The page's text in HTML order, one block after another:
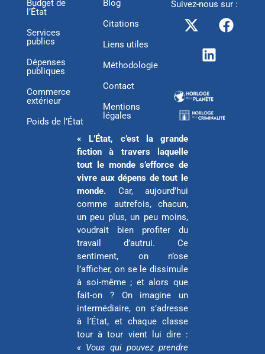
Budget de
l’État
Services
publics
Dépenses
publiques
Commerce
extérieur
Poids de l’État
Blog
Citations
Liens utiles
Méthodologie
Contact
Mentions
légales
Suivez-nous sur :
X
-
t
t
e
F
a
n
k
d
i
n
« L’État, c’est la grande
fiction à travers laquelle
tout le monde s’efforce de
vivre aux dépens de tout le
monde. Car, aujourd’hui
comme autrefois, chacun,
un peu plus, un peu moins,
voudrait bien profiter du
travail d’autrui. Ce
sentiment, on n’ose
l’afficher, on se le dissimule
à soi-même ; et alors que
fait-on ? On imagine un
intermédiaire, on s’adresse
à l’État, et chaque classe
tour à tour vient lui dire :
« Vous qui pouvez prendre